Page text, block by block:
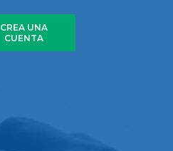
CREA UNA
CUENTA